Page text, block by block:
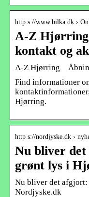
http s://www.bilka.dk ›
A-Z Hjørring
kontakt og
A-Z Hjørring –
Find informationer
Hjørring.
http s://nordjyske.dk ›
Nu bliver
grønt lys i
Nu bliver det
Nordjyske.dk